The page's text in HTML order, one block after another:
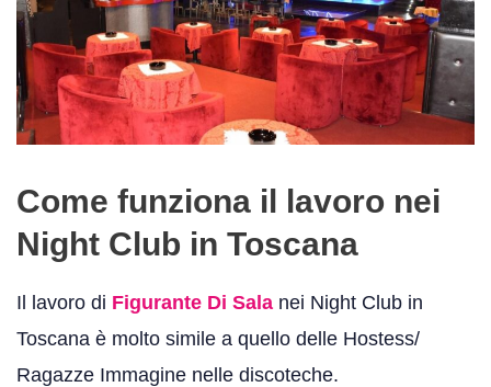
Come funziona il lavoro nei
Night Club in Toscana
Il lavoro di Figurante Di Sala nei Night Club in
Toscana è molto simile a quello delle Hostess/
Ragazze Immagine nelle discoteche.